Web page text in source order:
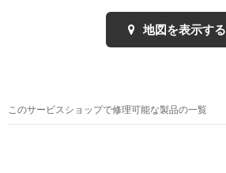
地図を表示する
このサービスショップで修理可能な製品の一覧